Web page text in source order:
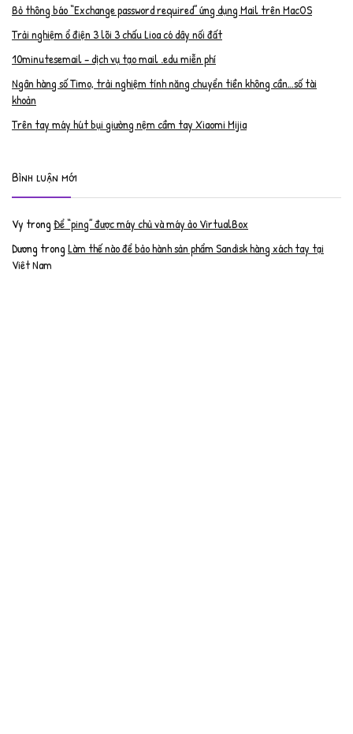
Bỏ thông báo “Exchange password required” ứng dụng Mail trên MacOS
Trải nghiệm ổ điện 3 lõi 3 chấu Lioa có dây nối đất
10minutesemail – dịch vụ tạo mail .edu miễn phí
Ngân hàng số Timo, trải nghiệm tính năng chuyển tiền không cần…số tài
khoản
Trên tay máy hút bụi giường nệm cầm tay Xiaomi Mijia
Bình luận mới
Vy trongĐể “ping” được máy chủ và máy ảo VirtualBox
Dương trongLàm thế nào để bảo hành sản phẩm Sandisk hàng xách tay tại
Việt Nam